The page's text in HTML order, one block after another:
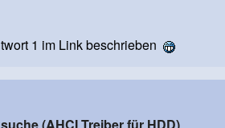
1 im Link beschrieben